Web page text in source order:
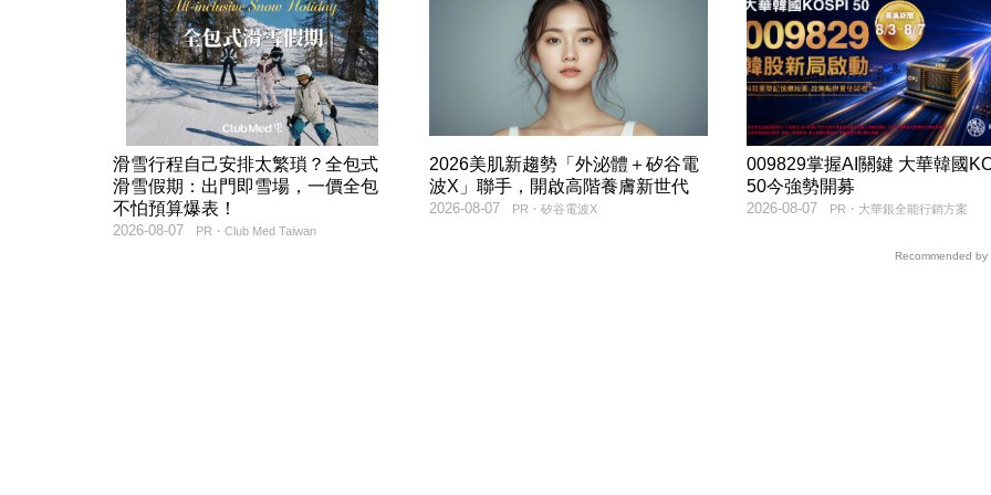
滑雪行程自己安排太繁瑣？全包式
滑雪假期：出門即雪場，一價全包
不怕預算爆表！
PR・Club Med Taiwan
2026-08-07
2026美肌新趨勢「外泌體＋矽谷電
波X」聯手，開啟高階養膚新世代
PR・矽谷電波X
2026-08-07
009829掌握AI關鍵 大華韓國
50今強勢開募
PR・大華銀全能行銷方案
2026-08-07
Recommended by